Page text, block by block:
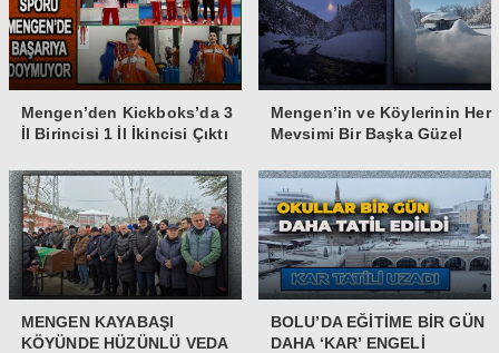
Mengen’den Kickboks’da 3
İl Birincisi 1 İl İkincisi Çıktı
Mengen’in ve Köylerinin Her
Mevsimi Bir Başka Güzel
MENGEN KAYABAŞI
KÖYÜNDE HÜZÜNLÜ VEDA
BOLU’DA EĞİTİME BİR GÜN
DAHA ‘KAR’ ENGELİ